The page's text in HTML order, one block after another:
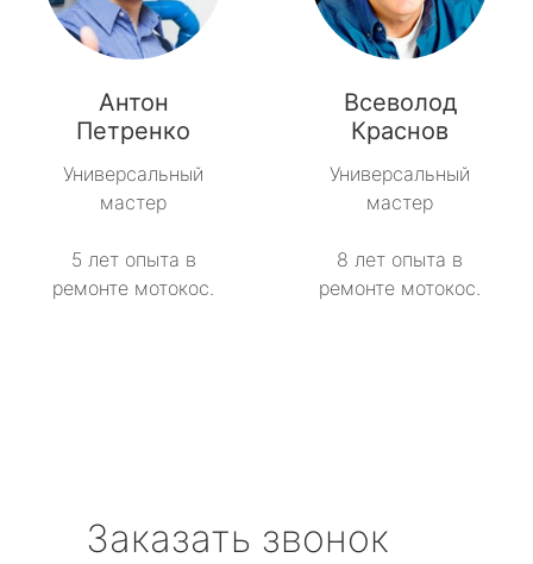
Антон
Петренко
Универсальный
мастер
5 лет опыта в
ремонте мотокос.
Всеволод
Краснов
Универсальный
мастер
8 лет опыта в
ремонте мотокос.
Заказать звонок